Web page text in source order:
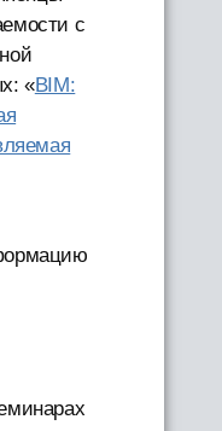
с
«BIM: